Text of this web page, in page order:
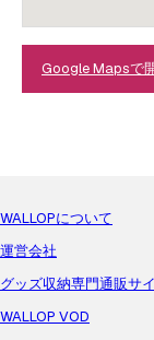
Google Mapsで
WALLOPについて
運営会社
グッズ収納専門通販サ
WALLOP VOD